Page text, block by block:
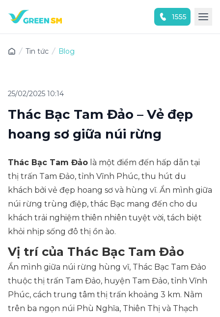
1555
Tin tức Blog
25/02/2025 10:14
Thác Bạc Tam Đảo – Vẻ đẹp
hoang sơ giữa núi rừng
Thác Bạc Tam Đảo là một điểm đến hấp dẫn tại
thị trấn Tam Đảo, tỉnh Vĩnh Phúc, thu hút du
khách bởi vẻ đẹp hoang sơ và hùng vĩ. Ẩn mình giữa
núi rừng trùng điệp, thác Bạc mang đến cho du
khách trải nghiệm thiên nhiên tuyệt vời, tách biệt
khỏi nhịp sống đô thị ồn ào.
Vị trí của Thác Bạc Tam Đảo
Ẩn mình giữa núi rừng hùng vĩ, Thác Bạc Tam Đảo
thuộc thị trấn Tam Đảo, huyện Tam Đảo, tỉnh Vĩnh
Phúc, cách trung tâm thị trấn khoảng 3 km. Nằm
trên ba ngọn núi Phù Nghĩa, Thiên Thị và Thạch